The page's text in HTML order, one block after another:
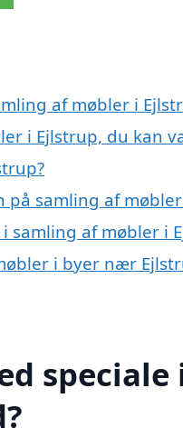
af møbler i
i Ejlstrup, du kan
samling af
samling af møbler i
i byer nær